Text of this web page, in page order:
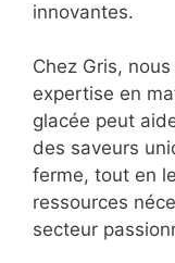
innovantes.
Chez Gris,
expertise en
glacée peut
des saveurs
ferme, tout en
ressources
secteur